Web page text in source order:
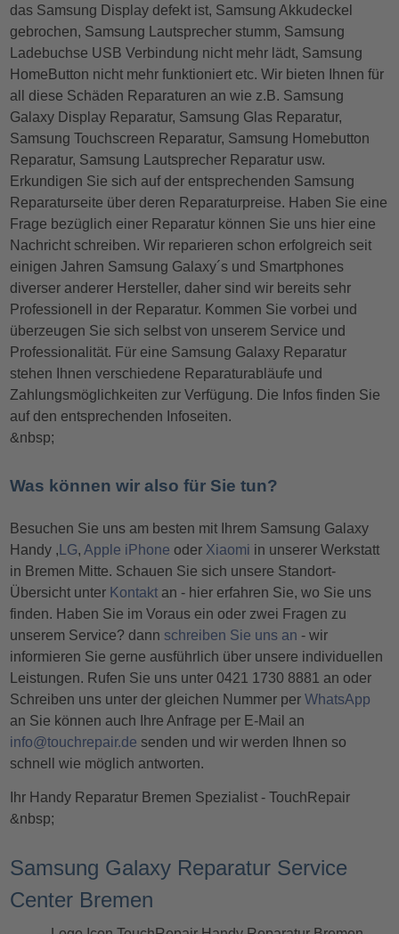
das Samsung Display defekt ist, Samsung Akkudeckel
gebrochen, Samsung Lautsprecher stumm, Samsung
Ladebuchse USB Verbindung nicht mehr lädt, Samsung
HomeButton nicht mehr funktioniert etc. Wir bieten Ihnen für
all diese Schäden Reparaturen an wie z.B. Samsung
Galaxy Display Reparatur, Samsung Glas Reparatur,
Samsung Touchscreen Reparatur, Samsung Homebutton
Reparatur, Samsung Lautsprecher Reparatur usw.
Erkundigen Sie sich auf der entsprechenden Samsung
Reparaturseite über deren Reparaturpreise. Haben Sie eine
Frage bezüglich einer Reparatur können Sie uns hier eine
Nachricht schreiben. Wir reparieren schon erfolgreich seit
einigen Jahren Samsung Galaxy´s und Smartphones
diverser anderer Hersteller, daher sind wir bereits sehr
Professionell in der Reparatur. Kommen Sie vorbei und
überzeugen Sie sich selbst von unserem Service und
Professionalität. Für eine Samsung Galaxy Reparatur
stehen Ihnen verschiedene Reparaturabläufe und
Zahlungsmöglichkeiten zur Verfügung. Die Infos finden Sie
auf den entsprechenden Infoseiten.
&nbsp;
Was können wir also für Sie tun?
Besuchen Sie uns am besten mit Ihrem Samsung Galaxy
Handy , LG,Apple iPhone oder Xiaomi in unserer Werkstatt
in Bremen Mitte. Schauen Sie sich unsere Standort-
Übersicht unter Kontakt an - hier erfahren Sie, wo Sie uns
finden. Haben Sie im Voraus ein oder zwei Fragen zu
unserem Service? dann schreiben Sie uns an - wir
informieren Sie gerne ausführlich über unsere individuellen
Leistungen. Rufen Sie uns unter 0421 1730 8881 an oder
Schreiben uns unter der gleichen Nummer perWhatsApp
an Sie können auch Ihre Anfrage per E-Mail an
info@touchrepair.de senden und wir werden Ihnen so
schnell wie möglich antworten.
Ihr Handy Reparatur Bremen Spezialist - TouchRepair
&nbsp;
Samsung Galaxy Reparatur Service
Center Bremen